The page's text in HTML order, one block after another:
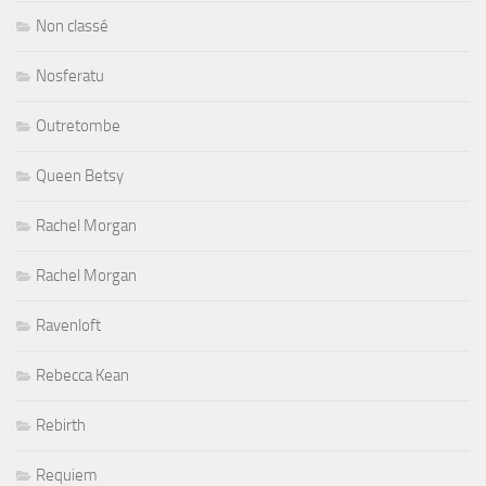
Non classé
Nosferatu
Outretombe
Queen Betsy
Rachel Morgan
Rachel Morgan
Ravenloft
Rebecca Kean
Rebirth
Requiem